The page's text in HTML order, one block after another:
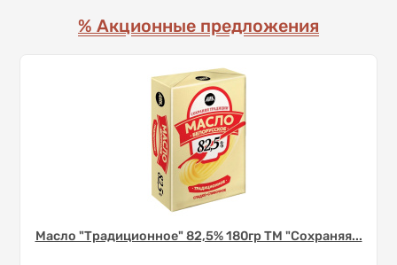
% Акционные предложения
Масло "Традиционное" 82,5% 180гр ТМ "Сохраняя...